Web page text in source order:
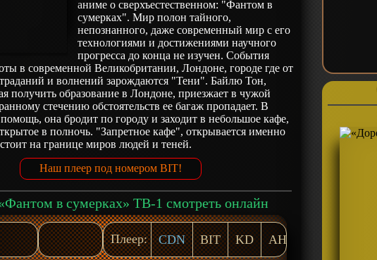
аниме о сверхъестественном: "Фантом в
сумерках". Мир полон тайного,
непознанного, даже современный мир с его
технологиями и достижениями научного
прогресса до конца не изучен. События
в современной Великобритании, Лондоне, городе где от
и волнений зарождаются "Тени". Байлю Тон,
получить образование в Лондоне, приезжает в чужой
стечению обстоятельств ее багаж пропадает. В
она бродит по городу и заходит в небольшое кафе,
в полночь. "Запретное кафе", открывается именно
на границе миров людей и теней.
Наш плеер под номером BIT!
в сумерках» ТВ-1 смотреть онлайн
Плеер: CDN BIT KD AH